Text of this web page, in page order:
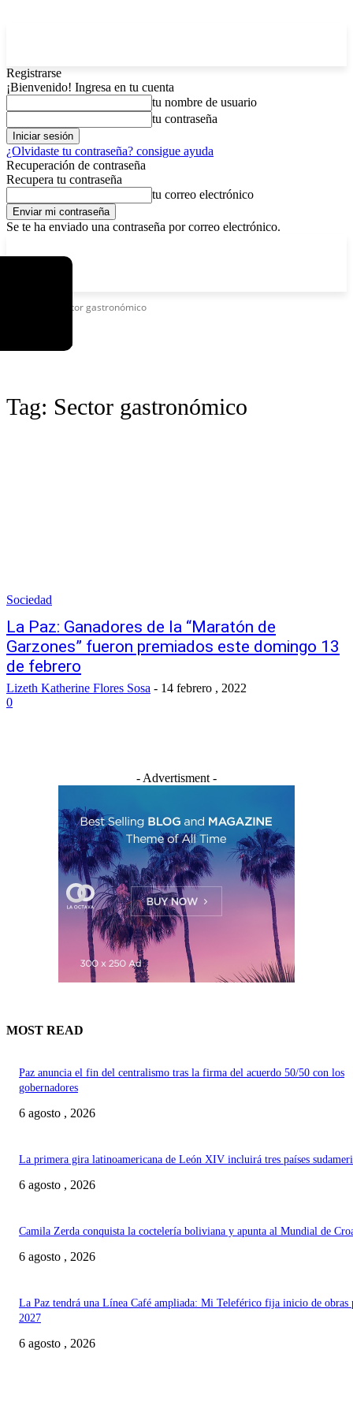
Registrarse
¡Bienvenido! Ingresa en tu cuenta
tu nombre de usuario
tu contraseña
¿Olvidaste tu contraseña? consigue ayuda
Recuperación de contraseña
Recupera tu contraseña
tu correo electrónico
Se te ha enviado una contraseña por correo electrónico.
Sector gastronómico
Tag: Sector gastronómico
Sociedad
La Paz: Ganadores de la “Maratón de
Garzones” fueron premiados este domingo 13
de febrero
Lizeth Katherine Flores Sosa - 14 febrero , 2022
0
- Advertisment -
MOST READ
Paz anuncia el fin del centralismo tras la firma del acuerdo 50/50 con los
gobernadores
6 agosto , 2026
La primera gira latinoamericana de León XIV incluirá tres países
6 agosto , 2026
Camila Zerda conquista la coctelería boliviana y apunta al Mundial de
6 agosto , 2026
La Paz tendrá una Línea Café ampliada: Mi Teleférico fija inicio de obras
2027
6 agosto , 2026